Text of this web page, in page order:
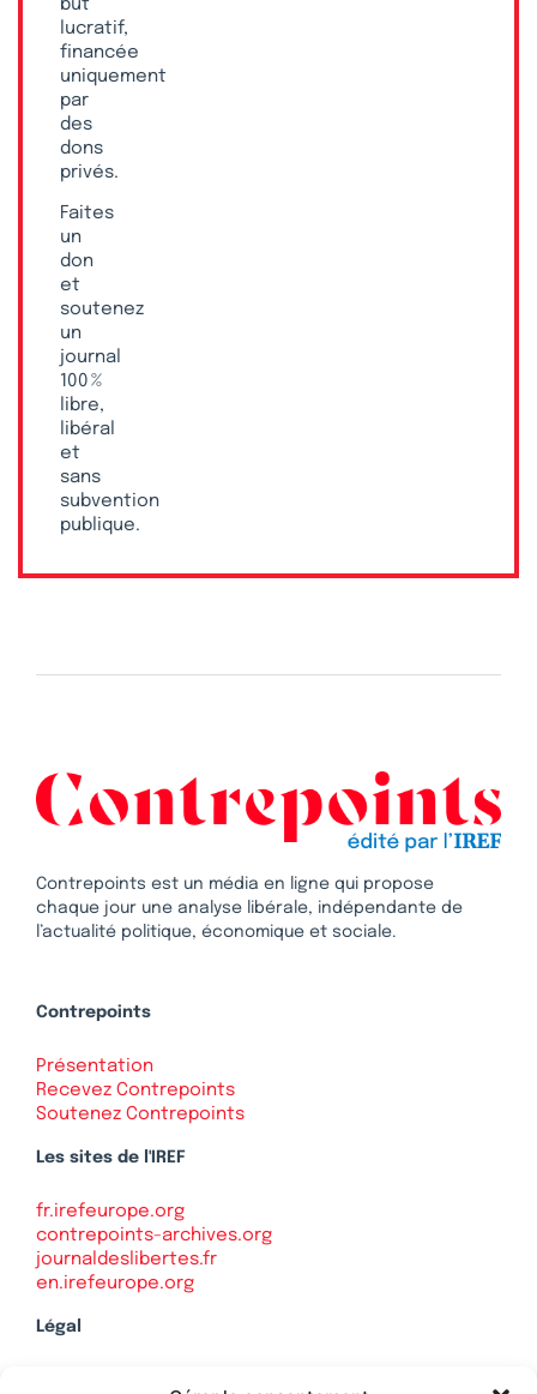
but
lucratif,
financée
uniquement
par
des
dons
privés.
Faites
un
don
et
soutenez
un
journal
100 %
libre,
libéral
et
sans
subvention
publique.
Contrepoints est un média en ligne qui propose
chaque jour une analyse libérale, indépendante de
l’actualité politique, économique et sociale.
Contrepoints
Présentation
Recevez Contrepoints
Soutenez Contrepoints
Les sites de l'IREF
fr.irefeurope.org
contrepoints-archives.org
journaldeslibertes.fr
en.irefeurope.org
Légal